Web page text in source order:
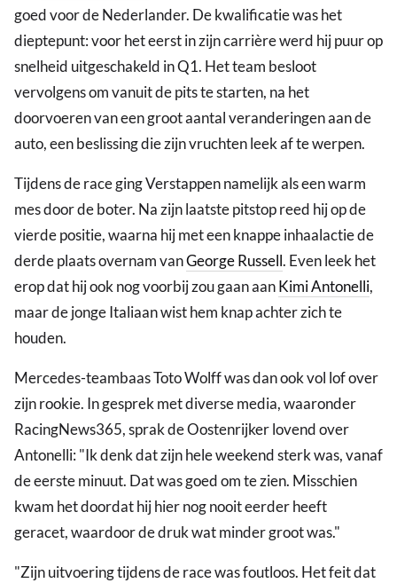
goed voor de Nederlander. De kwalificatie was het
dieptepunt: voor het eerst in zijn carrière werd hij puur op
snelheid uitgeschakeld in Q1. Het team besloot
vervolgens om vanuit de pits te starten, na het
doorvoeren van een groot aantal veranderingen aan de
auto, een beslissing die zijn vruchten leek af te werpen.
Tijdens de race ging Verstappen namelijk als een warm
mes door de boter. Na zijn laatste pitstop reed hij op de
vierde positie, waarna hij met een knappe inhaalactie de
derde plaats overnam vanGeorge Russell. Even leek het
erop dat hij ook nog voorbij zou gaan aanKimi Antonelli,
maar de jonge Italiaan wist hem knap achter zich te
houden.
Mercedes-teambaas Toto Wolff was dan ook vol lof over
zijn rookie. In gesprek met diverse media, waaronder
RacingNews365, sprak de Oostenrijker lovend over
Antonelli: "Ik denk dat zijn hele weekend sterk was, vanaf
de eerste minuut. Dat was goed om te zien. Misschien
kwam het doordat hij hier nog nooit eerder heeft
geracet, waardoor de druk wat minder groot was."
"Zijn uitvoering tijdens de race was foutloos. Het feit dat